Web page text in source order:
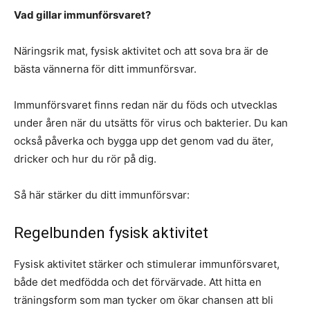
Vad gillar immunförsvaret?
Näringsrik mat, fysisk aktivitet och att sova bra är de
bästa vännerna för ditt immunförsvar.
Immunförsvaret finns redan när du föds och utvecklas
under åren när du utsätts för virus och bakterier. Du kan
också påverka och bygga upp det genom vad du äter,
dricker och hur du rör på dig.
Så här stärker du ditt immunförsvar:
Regelbunden fysisk aktivitet
Fysisk aktivitet stärker och stimulerar immunförsvaret,
både det medfödda och det förvärvade. Att hitta en
träningsform som man tycker om ökar chansen att bli